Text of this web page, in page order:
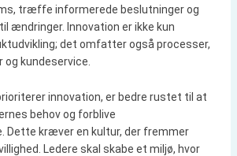
træffe informerede beslutninger og
ændringer. Innovation er ikke kun
det omfatter også processer,
kundeservice.
innovation, er bedre rustet til at
behov og forblive
Dette kræver en kultur, der fremmer
Ledere skal skabe et miljø, hvor